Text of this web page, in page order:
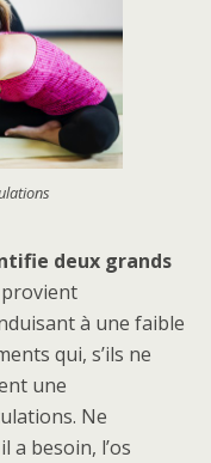
deux grands
à une faible
qui, s’ils ne
une
Ne
a besoin, l’os